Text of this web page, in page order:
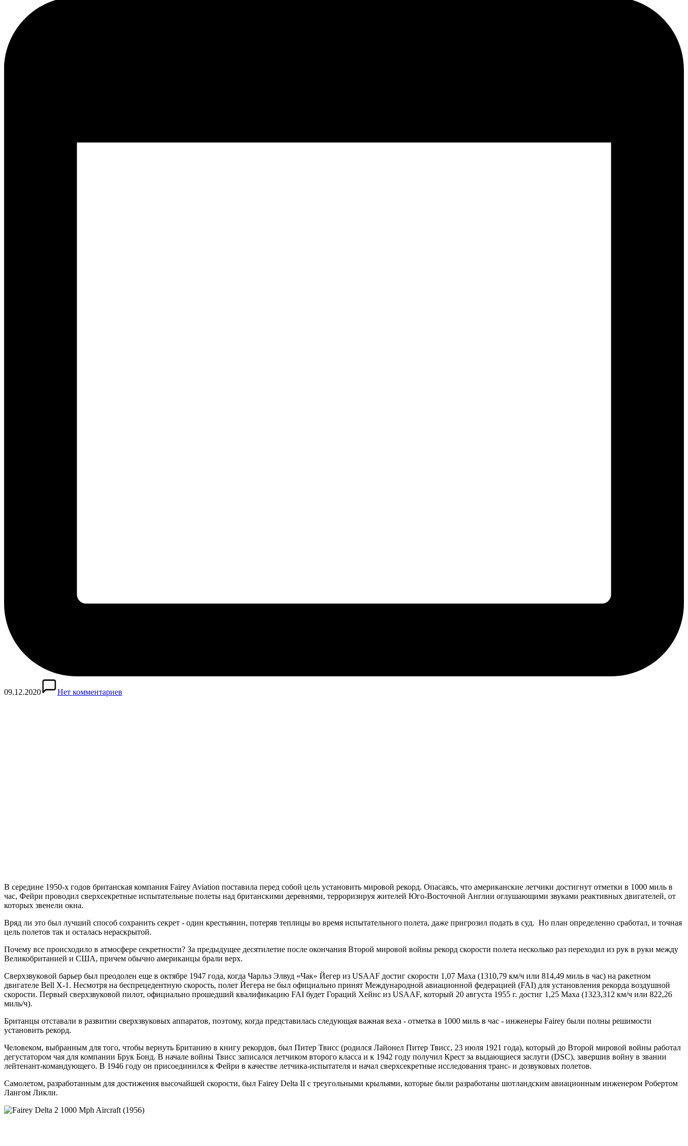
09.12.2020 Нет комментариев
В середине 1950-х годов британская компания Fairey Aviation поставила перед собой цель установить мировой рекорд. Опасаясь, что американские летчики достигнут отметки в 1000 миль в
час, Фейри проводил сверхсекретные испытательные полеты над британскими деревнями, терроризируя жителей Юго-Восточной Англии оглушающими звуками реактивных двигателей, от
которых звенели окна.
Вряд ли это был лучший способ сохранить секрет - один крестьянин, потеряв теплицы во время испытательного полета, даже пригрозил подать в суд. Но план определенно сработал, и точная
цель полетов так и осталась нераскрытой.
Почему все происходило в атмосфере секретности? За предыдущее десятилетие после окончания Второй мировой войны рекорд скорости полета несколько раз переходил из рук в руки между
Великобританией и США, причем обычно американцы брали верх.
Сверхзвуковой барьер был преодолен еще в октябре 1947 года, когда Чарльз Элвуд «Чак» Йегер из USAAF достиг скорости 1,07 Маха (1310,79 км/ч или 814,49 миль в час) на ракетном
двигателе Bell X-1. Несмотря на беспрецедентную скорость, полет Йегера не был официально принят Международной авиационной федерацией (FAI) для установления рекорда воздушной
скорости. Первый сверхзвуковой пилот, официально прошедший квалификацию FAI будет Гораций Хейнс из USAAF, который 20 августа 1955 г. достиг 1,25 Маха (1323,312 км/ч или 822,26
миль/ч).
Британцы отставали в развитии сверхзвуковых аппаратов, поэтому, когда представилась следующая важная веха - отметка в 1000 миль в час - инженеры Fairey были полны решимости
установить рекорд.
Человеком, выбранным для того, чтобы вернуть Британию в книгу рекордов, был Питер Твисс (родился Лайонел Питер Твисс, 23 июля 1921 года), который до Второй мировой войны работал
дегустатором чая для компании Брук Бонд. В начале войны Твисс записался летчиком второго класса и к 1942 году получил Крест за выдающиеся заслуги (DSC), завершив войну в звании
лейтенант-командующего. В 1946 году он присоединился к Фейри в качестве летчика-испытателя и начал сверхсекретные исследования транс- и дозвуковых полетов.
Самолетом, разработанным для достижения высочайшей скорости, был Fairey Delta II с треугольными крыльями, которые были разработаны шотландским авиационным инженером Робертом
Лангом Ликли.